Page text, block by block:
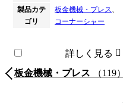
製品カテ
ゴリ
板金機械・プレス、
コーナーシャー
詳しく見る
板金機械・プレス
（119）